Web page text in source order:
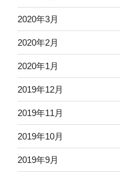
2020年3月
2020年2月
2020年1月
2019年12月
2019年11月
2019年10月
2019年9月